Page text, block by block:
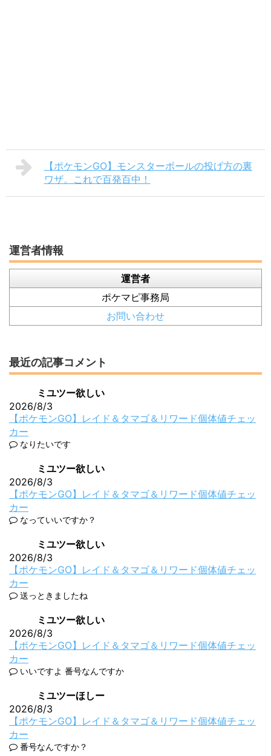
【ポケモンGO】モンスターボールの投げ方の裏
ワザ。これで百発百中！
運営者情報
運営者
ポケマピ事務局
お問い合わせ
最近の記事コメント
ミユツー欲しい
2026/8/3
【ポケモンGO】レイド＆タマゴ＆リワード個体値チェッ
カー
なりたいです
ミユツー欲しい
2026/8/3
【ポケモンGO】レイド＆タマゴ＆リワード個体値チェッ
カー
なっていいですか？
ミユツー欲しい
2026/8/3
【ポケモンGO】レイド＆タマゴ＆リワード個体値チェッ
カー
送っときましたね
ミユツー欲しい
2026/8/3
【ポケモンGO】レイド＆タマゴ＆リワード個体値チェッ
カー
いいですよ 番号なんですか
ミユツーほしー
2026/8/3
【ポケモンGO】レイド＆タマゴ＆リワード個体値チェッ
カー
番号なんですか？